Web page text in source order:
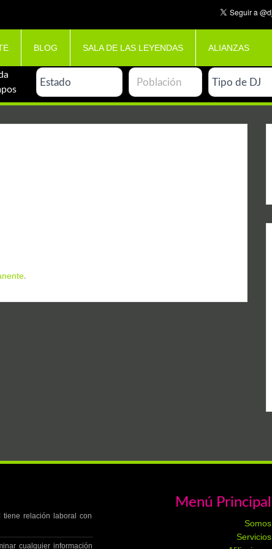
BLOG SALA DE LAS LEYENDAS ALIANZAS
.
relación laboral con
cualquier información
Menú Principal
Somos
Servicios